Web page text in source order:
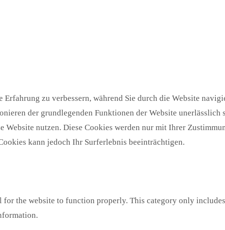
Erfahrung zu verbessern, während Sie durch die Website
der grundlegenden Funktionen der Website
Website nutzen. Diese Cookies werden nur mit Ihrer
kann jedoch Ihr Surferlebnis beeinträchtigen.
for the website to function properly. This category only